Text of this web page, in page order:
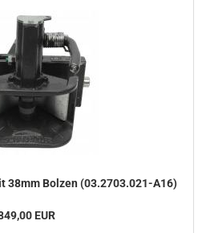
38mm Bol­zen (03.2703.021-​A16)
EUR